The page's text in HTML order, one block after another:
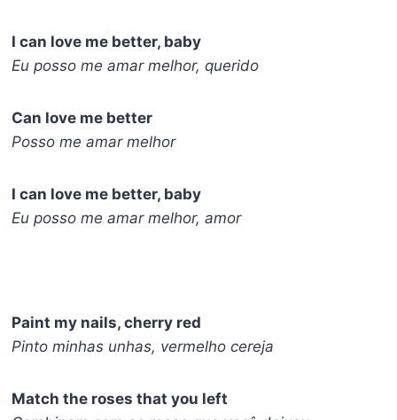
I can love me better, baby
Eu posso me amar melhor, querido
Can love me better
Posso me amar melhor
I can love me better, baby
Eu posso me amar melhor, amor
Paint my nails, cherry red
Pinto minhas unhas, vermelho cereja
Match the roses that you left